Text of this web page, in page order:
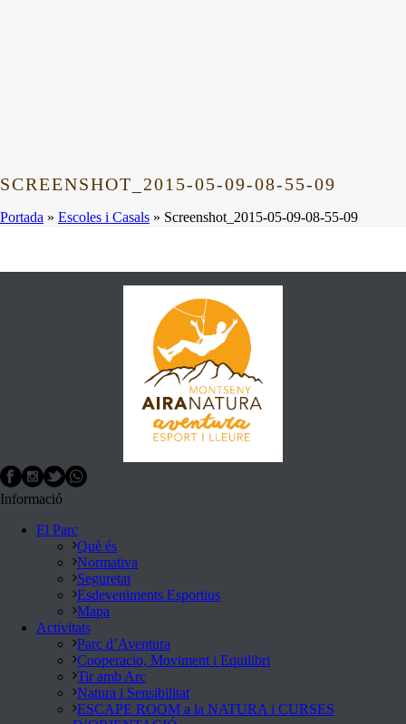
SCREENSHOT_2015-05-09-08-55-09
Portada » Escoles i Casals » Screenshot_2015-05-09-08-55-09
Informació
El Parc
Què és
Normativa
Seguretat
Esdeveniments Esportius
Mapa
Activitats
Parc d’Aventura
Cooperacio, Moviment i Equilibri
Tir amb Arc
Natura i Sensibilitat
ESCAPE ROOM a la NATURA i CURSES